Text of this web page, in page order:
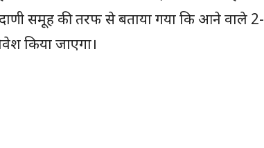
समूह की तरफ से बताया गया कि आने वाले 2-
किया जाएगा।